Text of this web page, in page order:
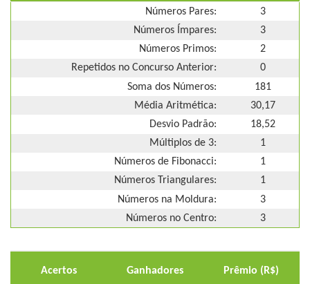
Números Pares:
3
Números Ímpares:
3
Números Primos:
2
Repetidos no Concurso Anterior:
0
Soma dos Números:
181
Média Aritmética:
30,17
Desvio Padrão:
18,52
Múltiplos de 3:
1
Números de Fibonacci:
1
Números Triangulares:
1
Números na Moldura:
3
Números no Centro:
3
Acertos Ganhadores Prêmio (R$)